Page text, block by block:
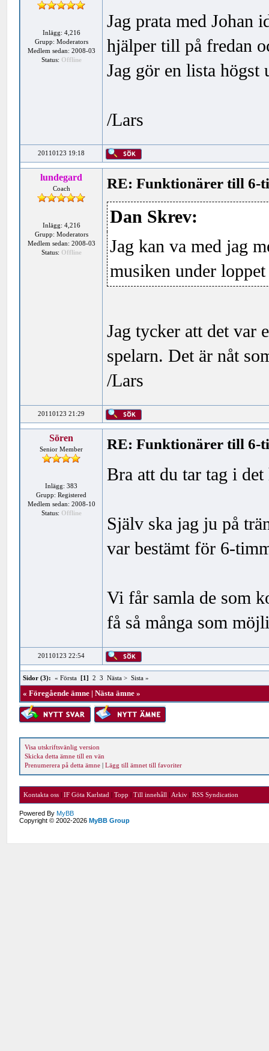
Inlägg: 4,216
Grupp: Moderators
Medlem sedan: 2008-03
Status: Offline
Jag prata med Johan
hjälper till på fredan
Jag gör en lista högst
/Lars
20110123 19:18
lundegard
Coach
Inlägg: 4,216
Grupp: Moderators
Medlem sedan: 2008-03
Status: Offline
RE: Funktionärer till 6-
Dan Skrev:
Jag kan va med jag
musiken under
Jag tycker att det var
spelarn. Det är nåt
/Lars
20110123 21:29
Sören
Senior Member
Inlägg: 383
Grupp: Registered
Medlem sedan: 2008-10
Status: Offline
RE: Funktionärer till 6-
Bra att du tar tag i
Själv ska jag ju på
var bestämt för 6-
Vi får samla de som
få så många som
20110123 22:54
Sidor (3): « Första [1] 2 3 Nästa > Sista »
«Föregående ämne |Nästa ämne »
Visa utskriftsvänlig version
Skicka detta ämne till en vän
Prenumerera på detta ämne |Lägg till ämnet till favoriter
Kontakta oss |IF Göta Karlstad |Topp |Till innehåll | Arkiv |RSS Syndication
Powered ByMyBB
Copyright © 2002-2026MyBB Group